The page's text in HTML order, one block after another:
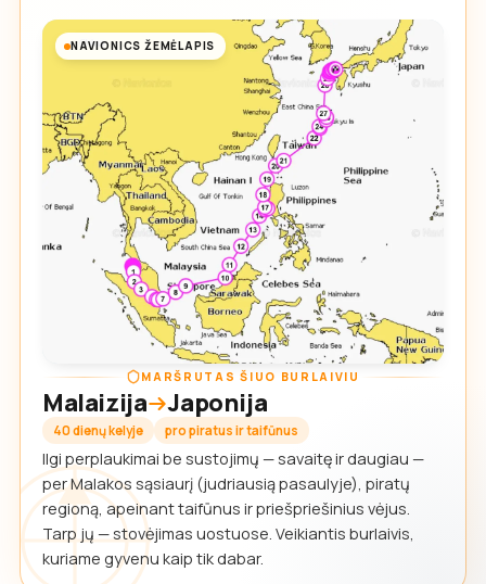
NAVIONICS ŽEMĖLAPIS
MARŠRUTAS ŠIUO BURLAIVIU
Malaizija Japonija
40 dienų kelyje pro piratus ir taifūnus
Ilgi perplaukimai be sustojimų — savaitę ir daugiau —
per Malakos sąsiaurį (judriausią pasaulyje), piratų
regioną, apeinant taifūnus ir priešpriešinius vėjus.
Tarp jų — stovėjimas uostuose. Veikiantis burlaivis,
kuriame gyvenu kaip tik dabar.